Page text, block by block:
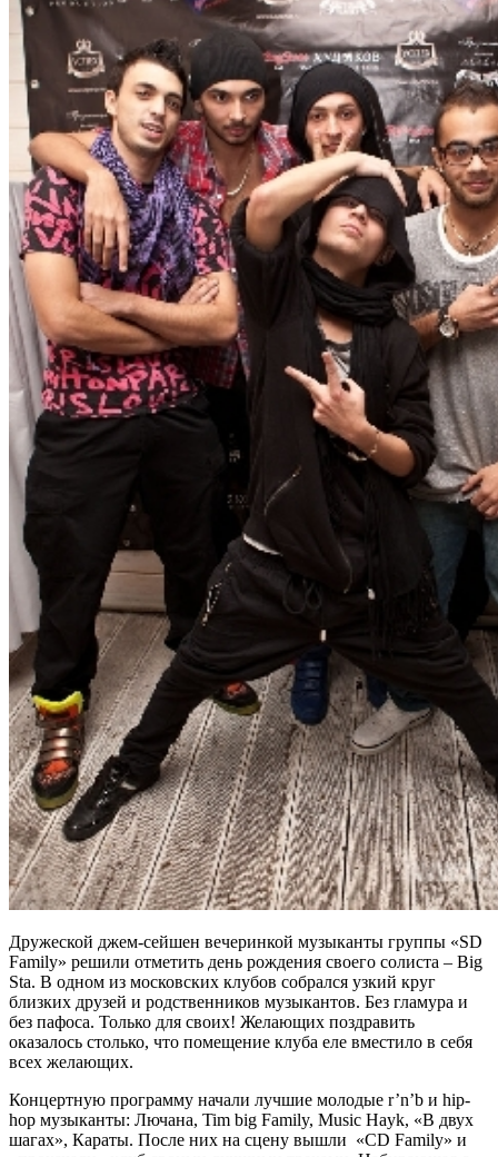
Дружеской джем-сейшен вечеринкой музыканты группы «SD
Family» решили отметить день рождения своего солиста – Big
Sta. В одном из московских клубов собрался узкий круг
близких друзей и родственников музыкантов. Без гламура и
без пафоса. Только для своих! Желающих поздравить
оказалось столько, что помещение клуба еле вместило в себя
всех желающих.
Концертную программу начали лучшие молодые r’n’b и hip-
hop музыканты: Лючана, Tim big Family, Music Hayk, «В двух
шагах», Караты. После них на сцену вышли «CD Family» и